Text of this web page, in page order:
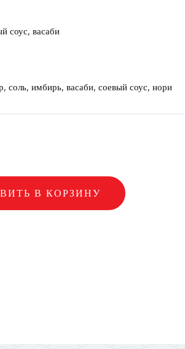
соус, васаби
соль, имбирь, васаби, соевый соус, нори
В КОРЗИНУ